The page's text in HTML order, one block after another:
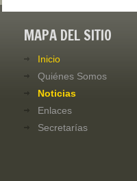
MAPA DEL SITIO
Inicio
Quiénes Somos
Noticias
Enlaces
Secretarías